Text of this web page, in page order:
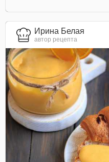
Ирина Белая
автор рецепта